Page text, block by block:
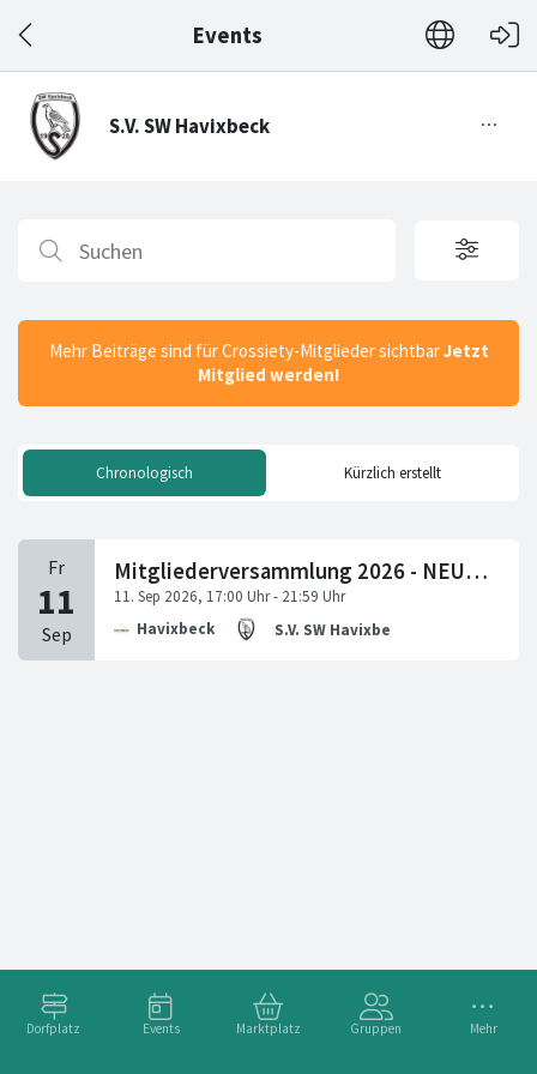
Events
Dorfplatz Events Marktplatz Gruppen Mehr
Mehr Beiträge sind für Crossiety-Mitglieder sichtbarJetzt
Mitglied werden!
Chronologisch Kürzlich erstellt
Mitgliederversammlung 2026 - NEUER TERMIN
Havixbeck S.V. SW Havixbeck